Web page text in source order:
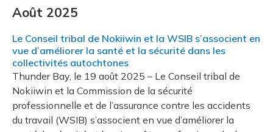
Août 2025
Le Conseil tribal de Nokiiwin et la WSIB s’associent en
vue d’améliorer la santé et la sécurité dans les
collectivités autochtones
Thunder Bay, le 19 août 2025 – Le Conseil tribal de
Nokiiwin et la Commission de la sécurité
professionnelle et de l’assurance contre les accidents
du travail (WSIB) s’associent en vue d’améliorer la